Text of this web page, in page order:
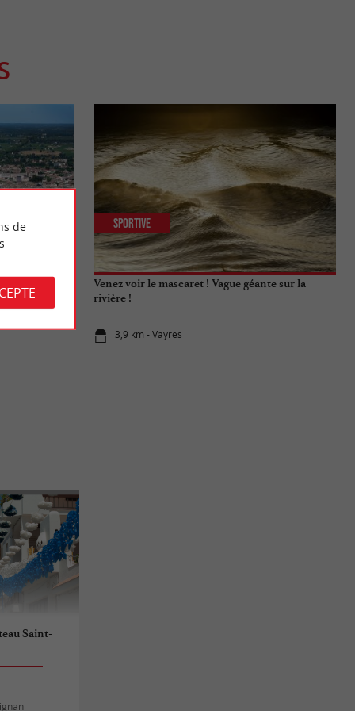
Venez voir le mascaret ! Vague géante sur la
rivière !
3,9 km - Vayres
Sportive
Saint-
de